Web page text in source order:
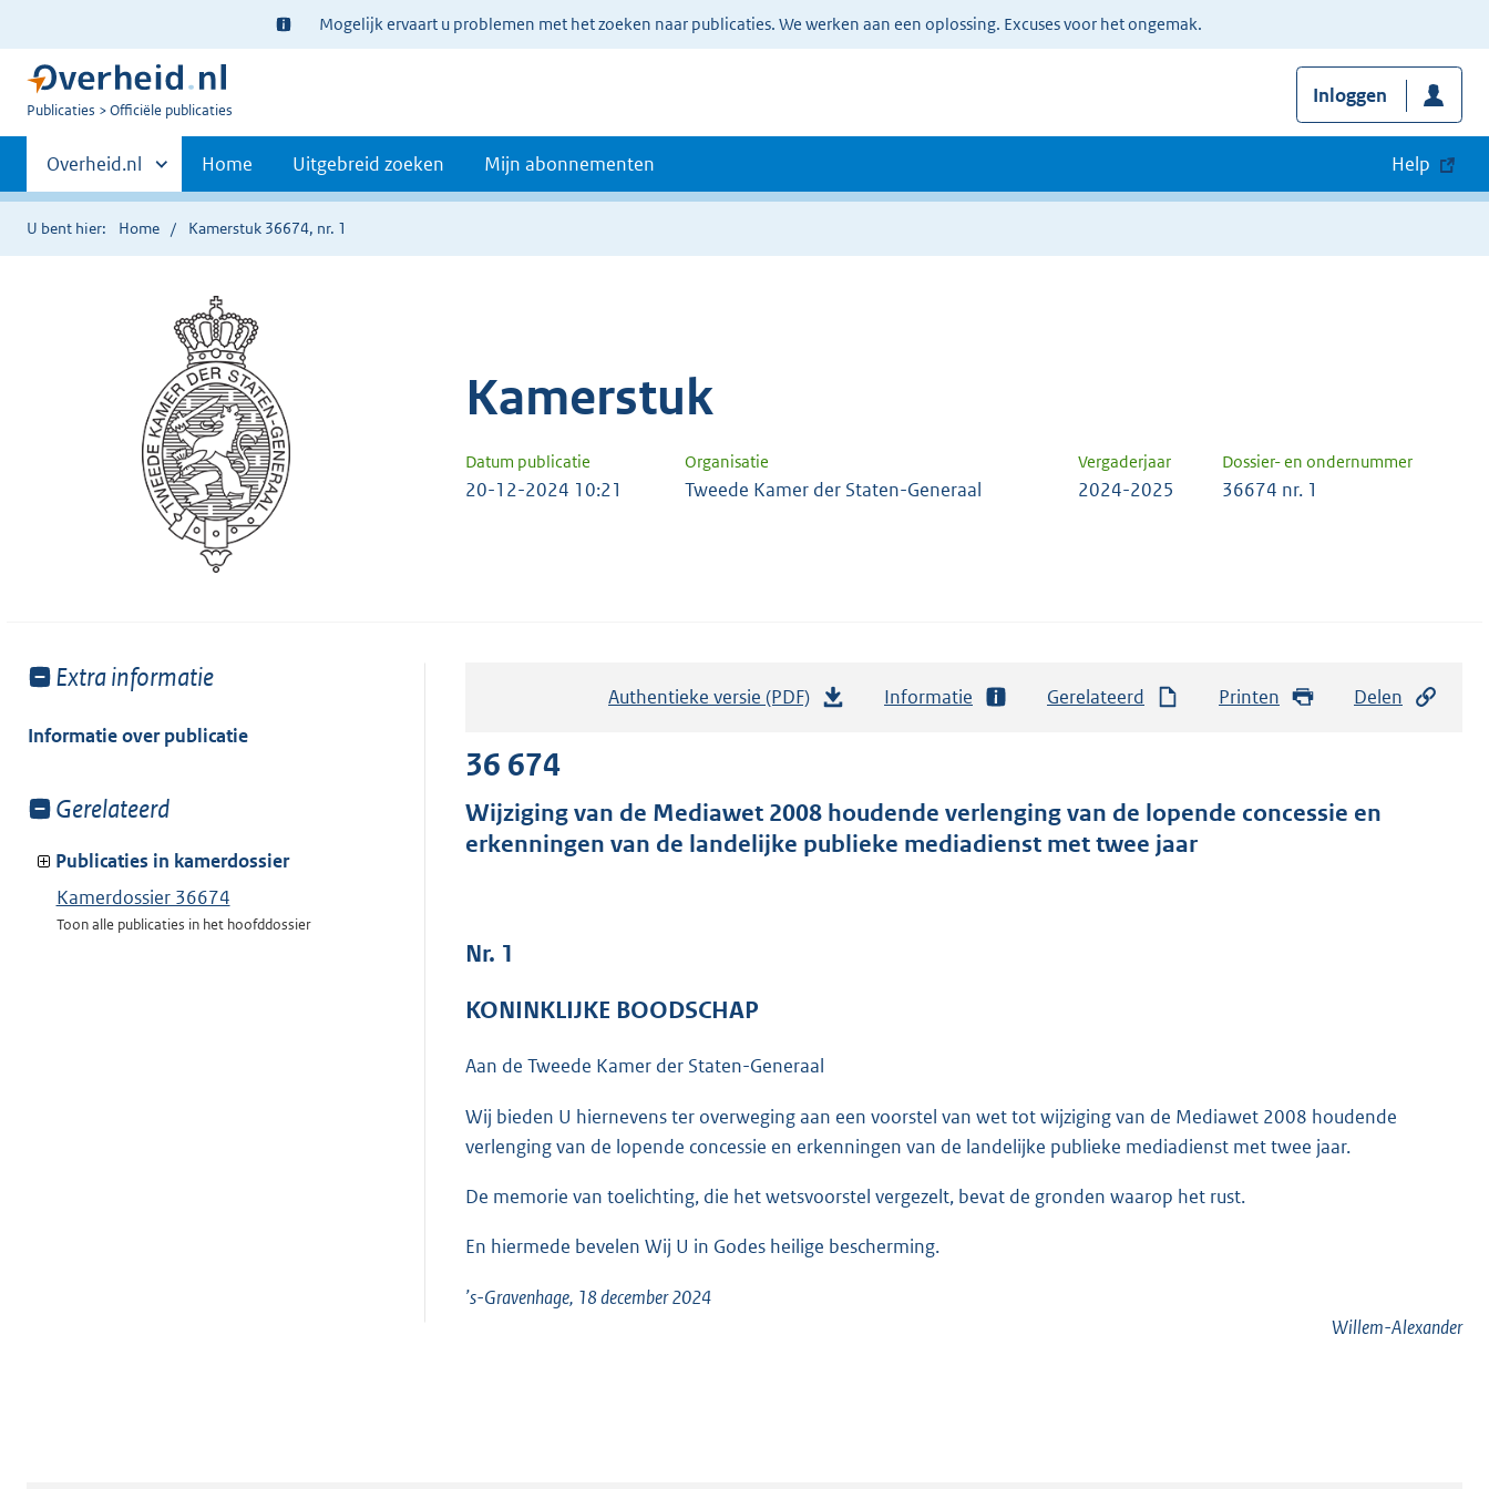
Ter
informatie:
Mogelijk ervaart u problemen met het zoeken naar publicaties. We werken aan een oplossing. Excuses voor het ongemak.
U
Publicaties Officiële publicaties
Inloggen
Primaire
navigatie
Andere
sites
binnen
Overheid.nl Home Uitgebreid zoeken Mijn abonnementen Help
U bent hier: Home Kamerstuk 36674, nr. 1
Kamerstuk
Datum publicatie Organisatie Vergaderjaar Dossier- en ondernummer
20-12-2024 10:21 Tweede Kamer der Staten-Generaal 2024-2025 36674 nr. 1
Toon
van:
Extra informatie
Informatie over publicatie
Toon
van:
Gerelateerd
Publicaties in kamerdossier
Kamerdossier 36674
Toon alle publicaties in het hoofddossier
Authentieke versie (PDF)
a
n
e
:
6
b
Informatie Gerelateerd Printen Delen
36 674
Wijziging van de Mediawet 2008 houdende verlenging van de lopende concessie en
erkenningen van de landelijke publieke mediadienst met twee jaar
Nr. 1
KONINKLIJKE BOODSCHAP
Aan de Tweede Kamer der Staten-Generaal
Wij bieden U hiernevens ter overweging aan een voorstel van wet tot wijziging van de Mediawet 2008 houdende
verlenging van de lopende concessie en erkenningen van de landelijke publieke mediadienst met twee jaar.
De memorie van toelichting, die het wetsvoorstel vergezelt, bevat de gronden waarop het rust.
En hiermede bevelen Wij U in Godes heilige bescherming.
’s-Gravenhage, 18 december 2024
Willem-Alexander